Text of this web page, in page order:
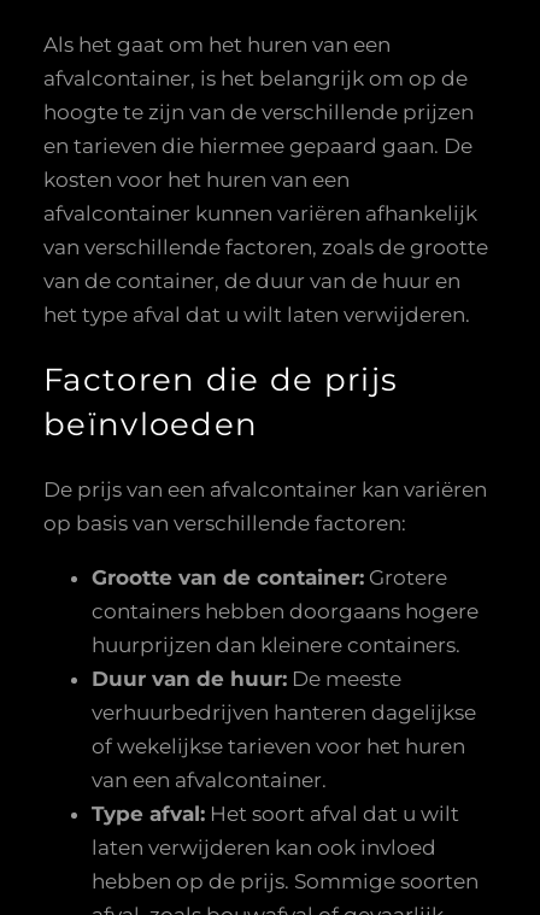
Als het gaat om het huren van een
afvalcontainer, is het belangrijk om op de
hoogte te zijn van de verschillende prijzen
en tarieven die hiermee gepaard gaan. De
kosten voor het huren van een
afvalcontainer kunnen variëren afhankelijk
van verschillende factoren, zoals de grootte
van de container, de duur van de huur en
het type afval dat u wilt laten verwijderen.
Factoren die de prijs
beïnvloeden
De prijs van een afvalcontainer kan variëren
op basis van verschillende factoren:
Grootte van de container: Grotere
containers hebben doorgaans hogere
huurprijzen dan kleinere containers.
Duur van de huur: De meeste
verhuurbedrijven hanteren dagelijkse
of wekelijkse tarieven voor het huren
van een afvalcontainer.
Type afval: Het soort afval dat u wilt
laten verwijderen kan ook invloed
hebben op de prijs. Sommige soorten